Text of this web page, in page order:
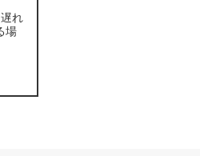
れ
場